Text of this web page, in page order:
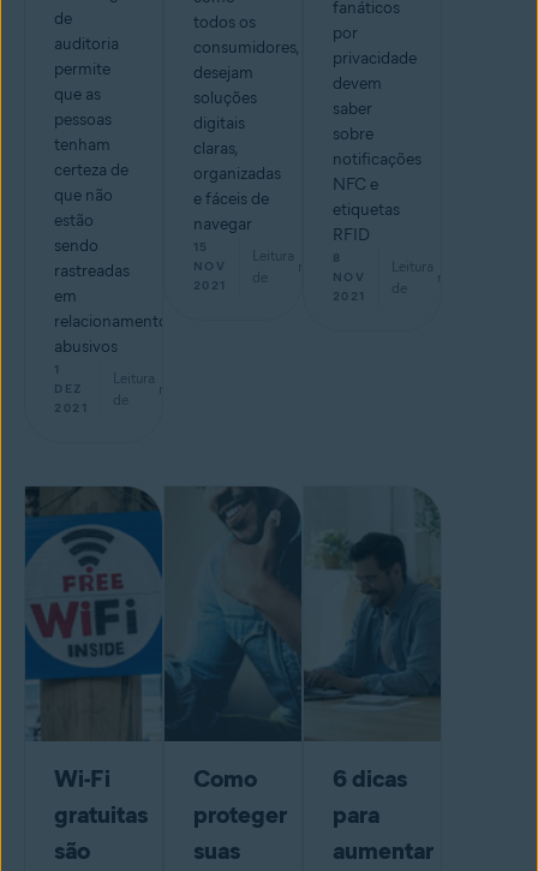
de
auditoria
permite
que as
pessoas
tenham
certeza de
que não
estão
sendo
rastreadas
em
relacionamentos
abusivos
1
DEZ
2021
Leitura
de
min
todos os
consumidores,
desejam
soluções
digitais
claras,
organizadas
e fáceis de
navegar
15
NOV
2021
Leitura
de
min
fanáticos
por
privacidade
devem
saber
sobre
notificações
NFC e
etiquetas
RFID
8
NOV
2021
Leitura
de
min
Wi-Fi
gratuitas
são
Como
proteger
suas
6 dicas
para
aumentar